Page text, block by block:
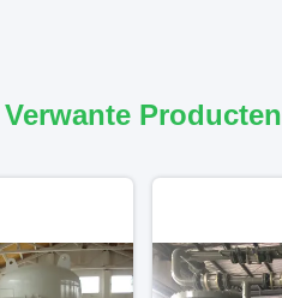
Verwante Producten